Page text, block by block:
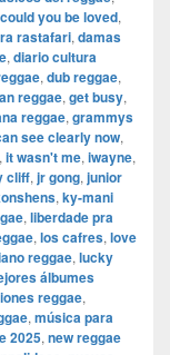
could you be loved,
rastafari, damas
, diario cultura
, dub reggae,
reggae, get busy,
reggae, grammys
see clearly now,
, it wasn't me, iwayne,
cliff, jr gong, junior
, ky-mani
, liberdade pra
, los cafres, love
reggae, lucky
álbumes
reggae,
, música para
2025, new reggae